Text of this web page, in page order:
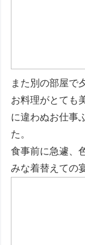
また別の部屋で
お料理がとても
に違わぬお仕事
た。
食事前に急遽、
みな着替えての